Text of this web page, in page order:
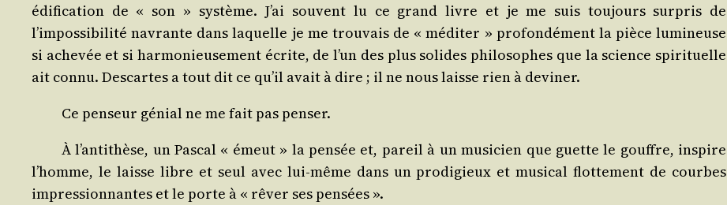
édi­fi­ca­tion de « son » sys­tème. J’ai sou­vent lu ce grand livre et je me suis tou­jours sur­pris de
l’impossibilité navrante dans laquelle je me trou­vais de « médi­ter » pro­fon­dé­ment la pièce lumi­neuse
si ache­vée et si har­mo­nieu­se­ment écrite, de l’un des plus solides phi­lo­sophes que la science spi­ri­tuelle
ait connu. Des­cartes a tout dit ce qu’il avait à dire ; il ne nous laisse rien à deviner.
Ce pen­seur génial ne me fait pas penser.
À l’antithèse, un Pas­cal « émeut » la pen­sée et, pareil à un musi­cien que guette le gouffre, ins­pire
l’homme, le laisse libre et seul avec lui-même dans un pro­di­gieux et musi­cal flot­te­ment de courbes
impres­sion­nantes et le porte à « rêver ses pensées ».